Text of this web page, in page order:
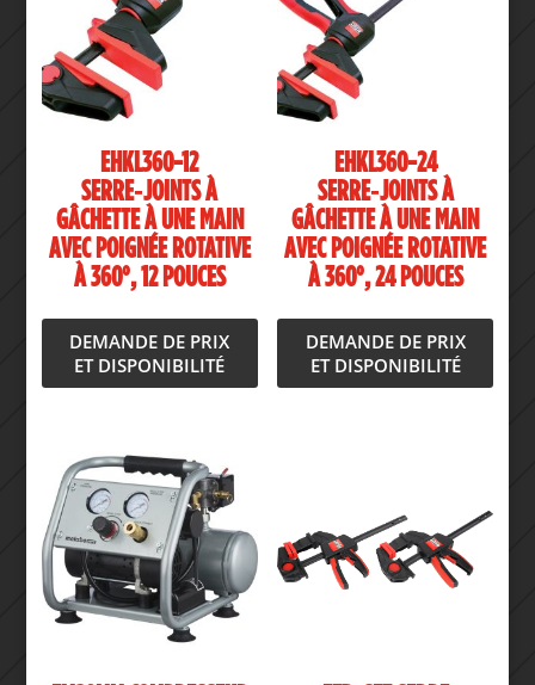
EHKL360-12
SERRE‑JOINTS À
GÂCHETTE À UNE MAIN
AVEC POIGNÉE ROTATIVE
À 360°, 12 POUCES
DEMANDE DE PRIX
ET DISPONIBILITÉ
EHKL360-24
SERRE‑JOINTS À
GÂCHETTE À UNE MAIN
AVEC POIGNÉE ROTATIVE
À 360°, 24 POUCES
DEMANDE DE PRIX
ET DISPONIBILITÉ